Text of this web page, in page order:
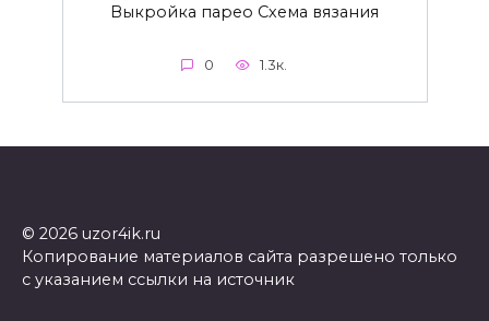
Выкройка парео Схема вязания
0 1.3к.
© 2026 uzor4ik.ru
Копирование материалов сайта разрешено только
с указанием ссылки на источник